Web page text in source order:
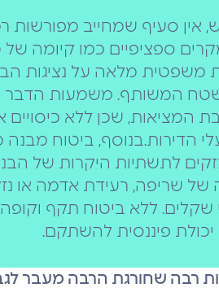
אין סעיף שמחייב מפורשות
ספציפיים כמו קיומה
משפטית מלאה על נציגות
המשותף. משמעות הדבר
המציאות, שכן ללא
הדירות.בנוסף, ביטוח
לתשתיות היקרות של
של שריפה, רעידת אדמה או
שקלים. ללא ביטוח תקף
פיננסית להשתקם.
רבה שחורגת הרבה מעבר